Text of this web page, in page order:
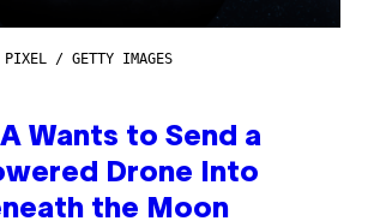
PIXEL / GETTY IMAGES
Wants to Send a
Drone Into
the Moon